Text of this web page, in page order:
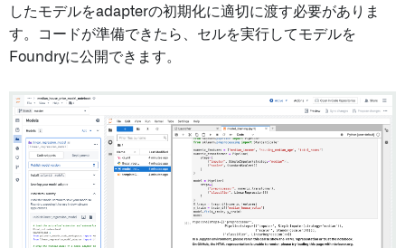
したモデルをadapterの初期化に適切に渡す必要がありま
す。コードが準備できたら、セルを実行してモデルを
Foundryに公開できます。